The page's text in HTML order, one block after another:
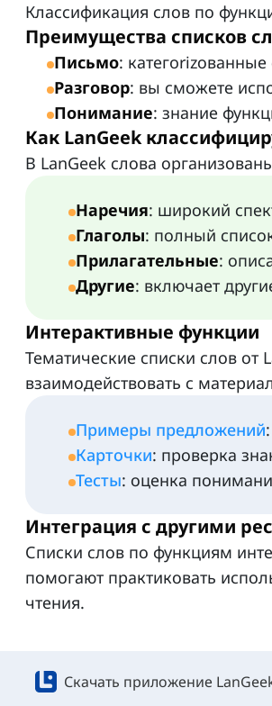
Классификация слов по
Преимущества списков
Письмо:
Разговор: вы сможете
Понимание: знание
Как LanGeek
В LanGeek слова
Наречия: широкий
Глаголы: полный
Прилагательные:
Другие: включает
Интерактивные функции
Тематические списки слов
взаимодействовать с
Примеры предложений
Карточки: проверка
Тесты: оценка
Интеграция с другими
Списки слов по функциям
помогают практиковать
чтения.
Скачать приложение